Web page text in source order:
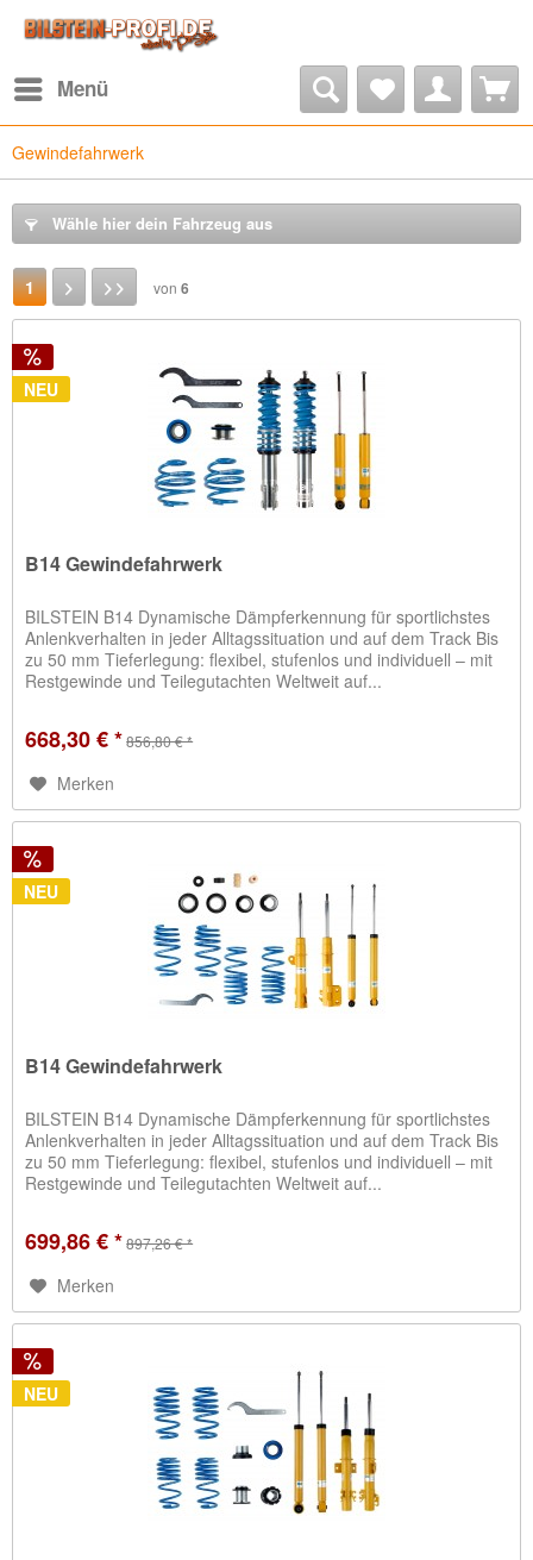
Menü
Gewindefahrwerk
Wähle hier dein Fahrzeug aus
1 von 6
NEU
B14 Gewindefahrwerk
BILSTEIN B14 Dynamische Dämpferkennung für sportlichstes
Anlenkverhalten in jeder Alltagssituation und auf dem Track Bis
zu 50 mm Tieferlegung: flexibel, stufenlos und individuell – mit
Restgewinde und Teilegutachten Weltweit auf...
668,30 € *856,80 € *
Merken
NEU
B14 Gewindefahrwerk
BILSTEIN B14 Dynamische Dämpferkennung für sportlichstes
Anlenkverhalten in jeder Alltagssituation und auf dem Track Bis
zu 50 mm Tieferlegung: flexibel, stufenlos und individuell – mit
Restgewinde und Teilegutachten Weltweit auf...
699,86 € *897,26 € *
Merken
NEU